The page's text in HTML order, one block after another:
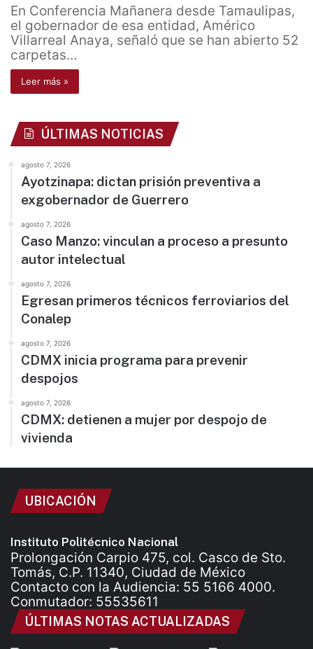
En Conferencia Mañanera desde Tamaulipas,
el gobernador de esa entidad, Américo
Villarreal Anaya, señaló que se han abierto 52
carpetas…
Leer más »
ÚLTIMAS NOTICIAS
agosto 7, 2026
Ayotzinapa: dictan prisión preventiva a
exgobernador de Guerrero
agosto 7, 2026
Caso Manzo: vinculan a proceso a presunto
autor intelectual
agosto 7, 2026
Egresan primeros técnicos ferroviarios del
Conalep
agosto 7, 2026
CDMX inicia programa para prevenir
despojos
agosto 7, 2026
CDMX: detienen a mujer por despojo de
vivienda
UBICACIÓN
Instituto Politécnico Nacional
Prolongación Carpio 475, col. Casco de Sto.
Tomás, C.P. 11340, Ciudad de México
Contacto con la Audiencia: 55 5166 4000.
Conmutador: 55535611
ÚLTIMAS NOTAS ACTUALIZADAS